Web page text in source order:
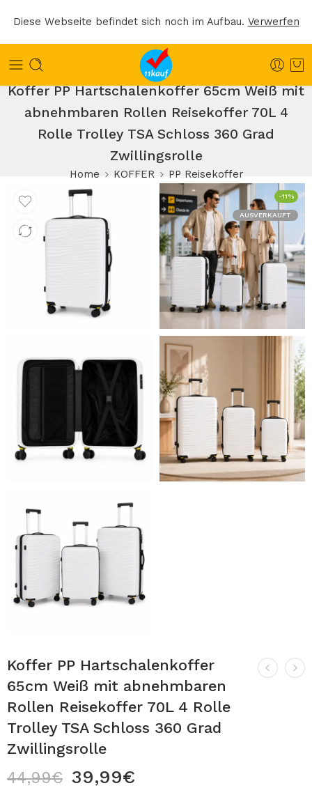
Diese Webseite befindet sich noch im Aufbau. Verwerfen
Koffer PP Hartschalenkoffer 65cm Weiß mit
abnehmbaren Rollen Reisekoffer 70L 4
Rolle Trolley TSA Schloss 360 Grad
Zwillingsrolle
Home KOFFER PP Reisekoffer
-11%
AUSVERKAUFT
Koffer PP Hartschalenkoffer
65cm Weiß mit abnehmbaren
Rollen Reisekoffer 70L 4 Rolle
Trolley TSA Schloss 360 Grad
Zwillingsrolle
44,99€ 39,99€